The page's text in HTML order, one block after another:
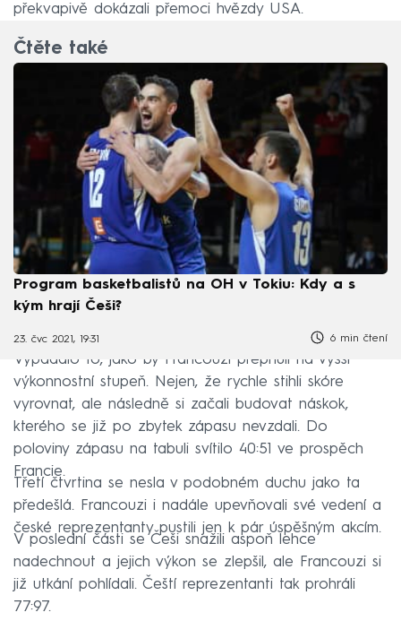
překvapivě dokázali přemoci hvězdy USA.
Čtěte také
Program basketbalistů na OH v Tokiu: Kdy a s
kým hrají Češi?
23. čvc 2021, 19:31 6 min čtení
Vypadalo to, jako by Francouzi přepnuli na vyšší
výkonnostní stupeň. Nejen, že rychle stihli skóre
vyrovnat, ale následně si začali budovat náskok,
kterého se již po zbytek zápasu nevzdali. Do
poloviny zápasu na tabuli svítilo 40:51 ve prospěch
Francie.
Třetí čtvrtina se nesla v podobném duchu jako ta
předešlá. Francouzi i nadále upevňovali své vedení a
české reprezentanty pustili jen k pár úspěšným akcím.
V poslední části se Češi snažili aspoň lehce
nadechnout a jejich výkon se zlepšil, ale Francouzi si
již utkání pohlídali. Čeští reprezentanti tak prohráli
77:97.